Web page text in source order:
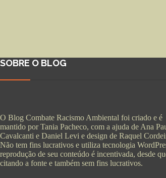
SOBRE O BLOG
O Blog Combate Racismo Ambiental foi criado e é
mantido por Tania Pacheco, com a ajuda de Ana
Cavalcanti e Daniel Levi e design de Raquel
Não tem fins lucrativos e utiliza tecnologia
reprodução de seu conteúdo é incentivada, desde
citando a fonte e também sem fins lucrativos.